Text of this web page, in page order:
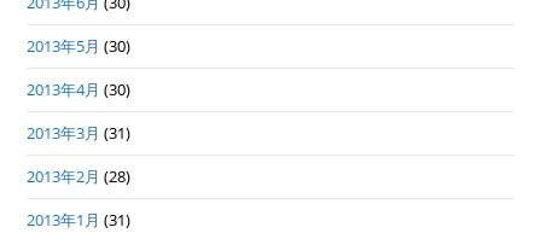
2013年5月 (30)
2013年4月 (30)
2013年3月 (31)
2013年2月 (28)
2013年1月 (31)